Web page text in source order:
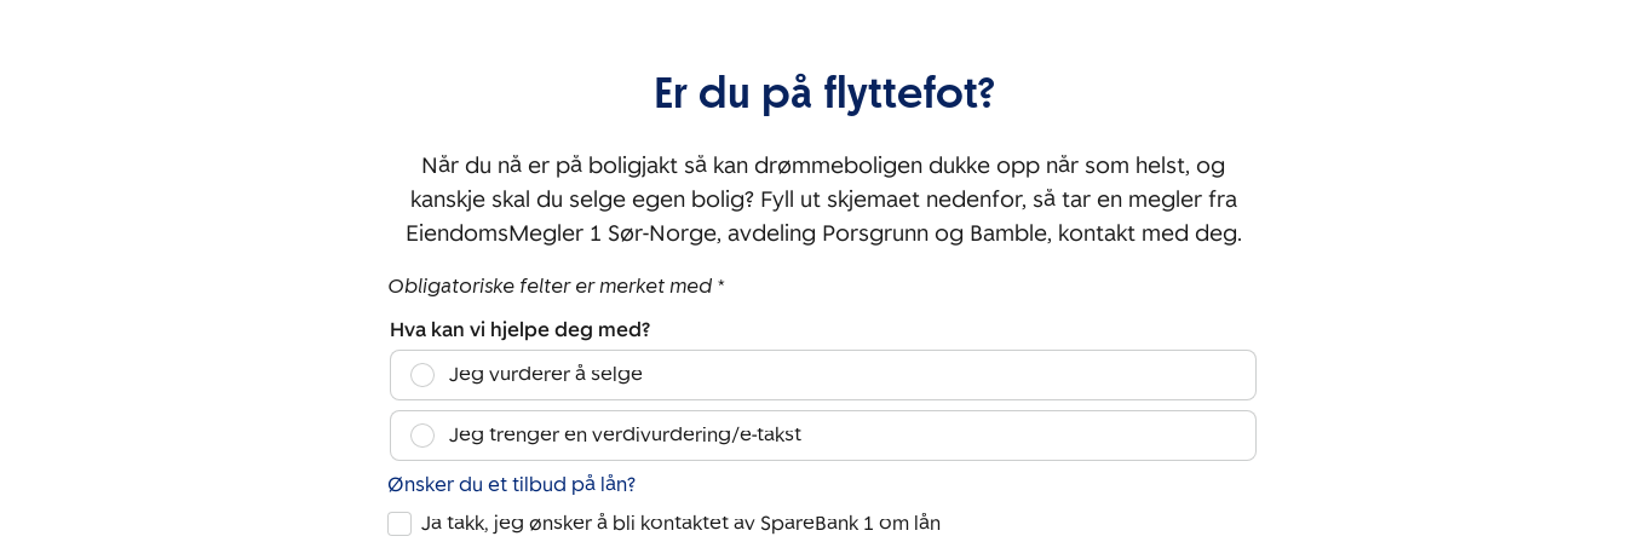
Er du på flyttefot?
Når du nå er på boligjakt så kan drømmeboligen dukke opp når som helst, og
kanskje skal du selge egen bolig? Fyll ut skjemaet nedenfor, så tar en megler fra
EiendomsMegler 1 Sør-Norge, avdeling Porsgrunn og Bamble, kontakt med deg.
Obligatoriske felter er merket med *
Hva kan vi hjelpe deg med?
Jeg vurderer å selge
Jeg trenger en verdivurdering/e-takst
Ønsker du et tilbud på lån?
Ja takk, jeg ønsker å bli kontaktet av SpareBank 1 om lån